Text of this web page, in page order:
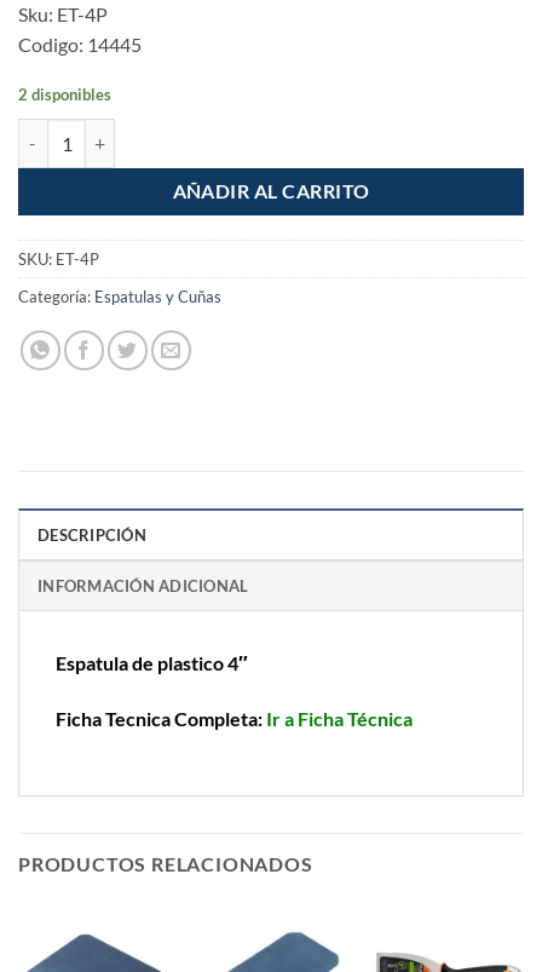
Sku: ET-4P
Codigo: 14445
2 disponibles
AÑADIR AL CARRITO
SKU: ET-4P
Categoría: Espatulas y Cuñas
DESCRIPCIÓN
INFORMACIÓN ADICIONAL
Espatula de plastico 4″
Ficha Tecnica Completa: Ir a Ficha Técnica
PRODUCTOS RELACIONADOS